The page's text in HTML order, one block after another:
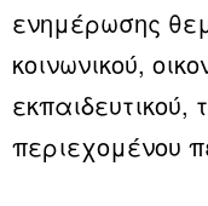
ενημέρωσης
κοινωνικού,
εκπαιδευτικού,
περιεχομένου